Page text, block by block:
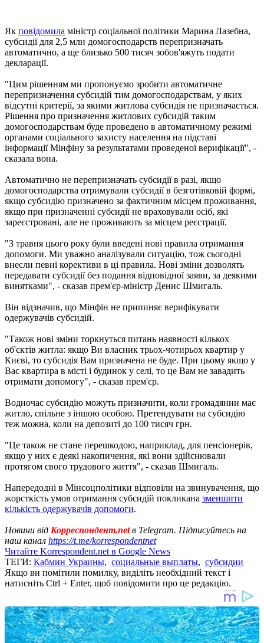
Як повідомила міністр соціальної політики Марина Лазебна,
субсидії для 2,5 млн домогосподарств перепризначать
автоматично, а ще близько 500 тисяч зобов'яжуть подати
декларації.
"Цим рішенням ми пропонуємо зробити автоматичне
перепризначення субсидій тим домогосподарствам, у яких
відсутні критерії, за якими житлова субсидія не призначається.
Рішення про призначення житлових субсидій таким
домогосподарствам буде проведено в автоматичному режимі
органами соціального захисту населення на підставі
інформації Мінфіну за результатами проведеної верифікації", -
сказала вона.
Автоматично не перепризначать субсидії в разі, якщо
домогосподарства отримували субсидії в безготівковій формі,
якщо субсидію призначено за фактичним місцем проживання,
якщо при призначенні субсидії не враховували осіб, які
зареєстровані, але не проживають за місцем реєстрації.
"З травня цього року були введені нові правила отримання
допомоги. Ми уважно аналізували ситуацію, тож сьогодні
внесли певні корективи в ці правила. Нові зміни дозволять
передавати субсидії без подання відповідної заяви, за деякими
винятками", - сказав прем'єр-міністр Денис Шмигаль.
Він відзначив, що Мінфін не припиняє верифікувати
одержувачів субсидій.
"Також нові зміни торкнуться питань наявності кількох
об'єктів житла: якщо Ви власник трьох-чотирьох квартир у
Києві, то субсидія Вам призначена не буде. При цьому якщо у
Вас квартира в місті і будинок у селі, то це Вам не завадить
отримати допомогу", - сказав прем'єр.
Водночас субсидію можуть призначити, коли громадянин має
житло, спільне з іншою особою. Претендувати на субсидію
теж можна, коли на депозиті до 100 тисяч грн.
"Це також не стане перешкодою, наприклад, для пенсіонерів,
якщо у них є деякі накопичення, які вони здійснювали
протягом свого трудового життя", - сказав Шмигаль.
Напередодні в Мінсоцполітики відповіли на звинувачення, що
жорсткість умов отримання субсидій покликана зменшити
кількість одержувачів допомоги.
Новини від Корреспондент.netв Telegram. Підписуйтесь на
наш канал https://t.me/korrespondentnet
Читайте Korrespondent.net в Google News
ТЕГИ: Кабмин Украины, социальные выплаты, субсидии
Якщо ви помітили помилку, виділіть необхідний текст і
натисніть Ctrl + Enter, щоб повідомити про це редакцію.